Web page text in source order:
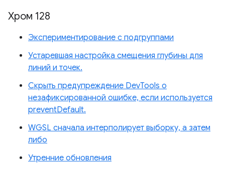
Хром 128
Экспериментирование с подгруппами
Устаревшая настройка смещения глубины для
линий и точек.
Скрыть предупреждение DevTools о
незафиксированной ошибке, если используется
preventDefault.
WGSL сначала интерполирует выборку, а затем
либо
Утренние обновления